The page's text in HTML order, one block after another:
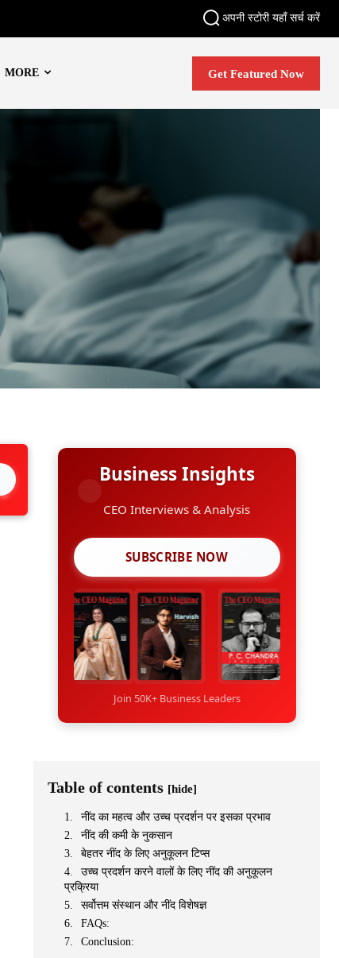
अपनी स्टोरी यहाँ सर्च करें
MORE Get Featured Now
Business Insights
CEO Interviews & Analysis
SUBSCRIBE NOW
Join 50K+ Business Leaders
Table of contents [hide]
नींद का महत्व और उच्च प्रदर्शन पर इसका प्रभाव
नींद की कमी के नुकसान
बेहतर नींद के लिए अनुकूलन टिप्स
उच्च प्रदर्शन करने वालों के लिए नींद की अनुकूलन
प्रक्रिया
सर्वोत्तम संस्थान और नींद विशेषज्ञ
FAQs:
Conclusion: